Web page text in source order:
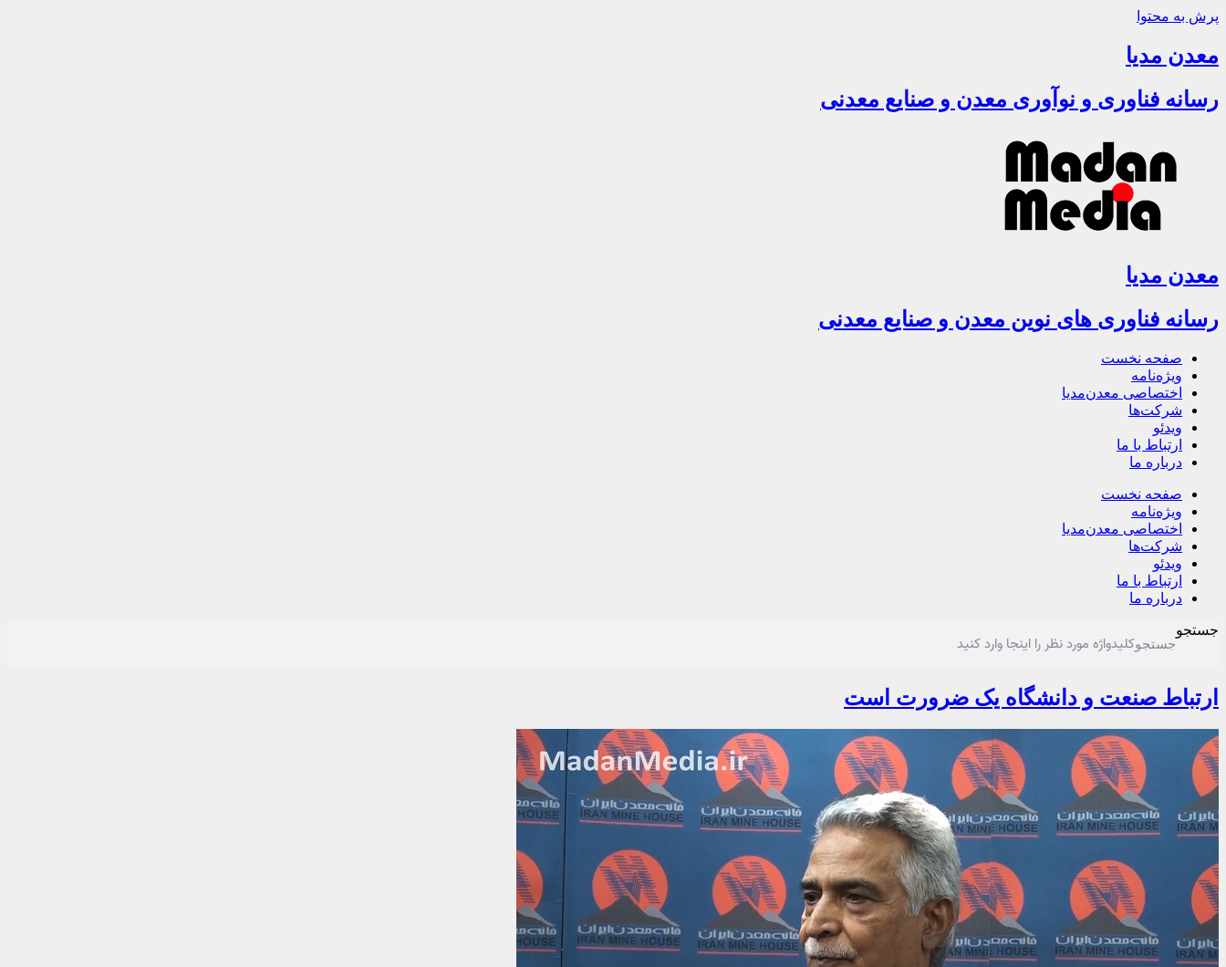
پرش به محتوا
معدن مدیا
رسانه فناوری و نوآوری معدن و صنایع معدنی
معدن مدیا
رسانه فناوری های نوین معدن و صنایع معدنی
صفحه نخست
ویژه‌نامه
اختصاصی معدن‌مدیا
شرکت‌ها
ویدئو
ارتباط با ما
درباره ما
صفحه نخست
ویژه‌نامه
اختصاصی معدن‌مدیا
شرکت‌ها
ویدئو
ارتباط با ما
درباره ما
جستجو
جستجو
ارتباط صنعت و دانشگاه یک ضرورت است